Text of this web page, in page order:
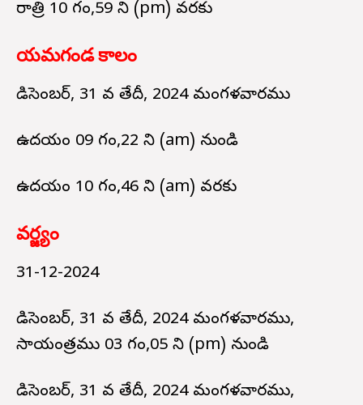
రాత్రి 10 గం,59 ని (pm) వరకు
యమగండ కాలం
డిసెంబర్, 31 వ తేదీ, 2024 మంగళవారము
ఉదయం 09 గం,22 ని (am) నుండి
ఉదయం 10 గం,46 ని (am) వరకు
వర్జ్యం
31-12-2024
డిసెంబర్, 31 వ తేదీ, 2024 మంగళవారము,
సాయంత్రము 03 గం,05 ని (pm) నుండి
డిసెంబర్, 31 వ తేదీ, 2024 మంగళవారము,